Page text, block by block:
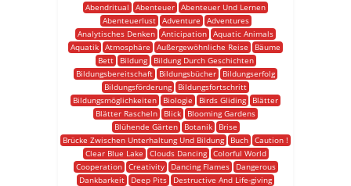
Abendritual
Abenteuer Abenteuer Und Lernen
Abenteuerlust
Adventure
Adventures
Analytisches Denken Anticipation Aquatic Animals
Aquatik Atmosphäre Außergewöhnliche Reise
Bäume
Bett
Bildung
Bildung Durch Geschichten
Bildungsbereitschaft
Bildungsbücher
Bildungserfolg
Bildungsförderung
Bildungsfortschritt
Bildungsmöglichkeiten
Biologie Birds Gliding
Blätter
Blätter Rascheln
Blick
Blooming Gardens
Blühende Gärten
Botanik
Brise
Brücke Zwischen Unterhaltung Und Bildung
Buch Caution !
Clear Blue Lake
Clouds Dancing
Colorful World
Cooperation
Creativity Dancing Flames
Dangerous
Dankbarkeit
Deep Pits
Destructive And Life-giving